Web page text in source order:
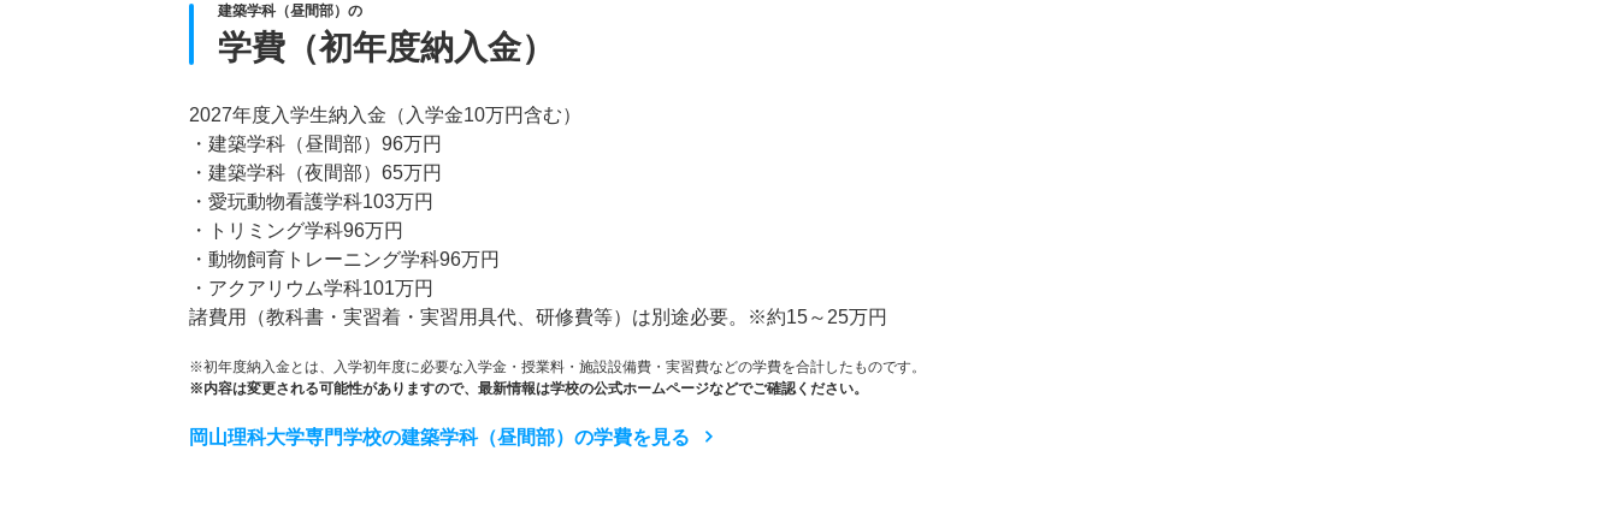
建築学科（昼間部）の
学費（初年度納入金）
2027年度入学生納入金（入学金10万円含む）
・建築学科（昼間部）96万円
・建築学科（夜間部）65万円
・愛玩動物看護学科103万円
・トリミング学科96万円
・動物飼育トレーニング学科96万円
・アクアリウム学科101万円
諸費用（教科書・実習着・実習用具代、研修費等）は別途必要。※約15～25万円
※初年度納入金とは、入学初年度に必要な入学金・授業料・施設設備費・実習費などの学費を合計したものです。
※内容は変更される可能性がありますので、最新情報は学校の公式ホームページなどでご確認ください。
岡山理科大学専門学校の建築学科（昼間部）の学費を見る